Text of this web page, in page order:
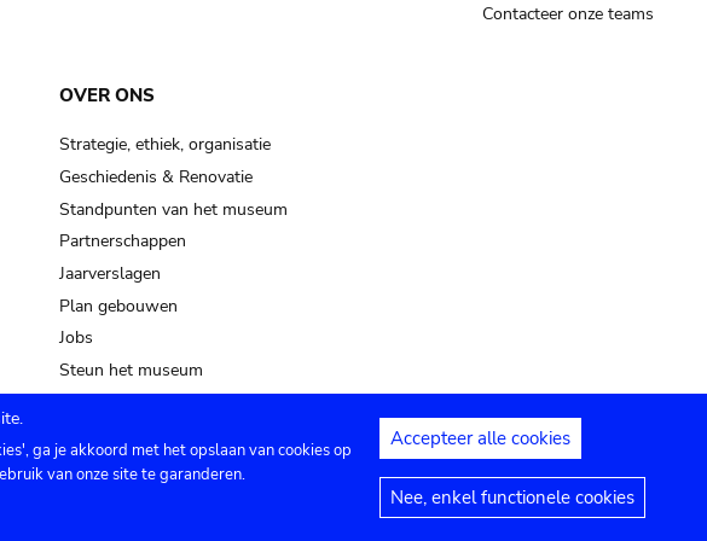
Contacteer onze teams
OVER ONS
Strategie, ethiek, organisatie
Geschiedenis & Renovatie
Standpunten van het museum
Partnerschappen
Jaarverslagen
Plan gebouwen
Jobs
Steun het museum
Privacy instellingen Juridische mededelingen
ga je akkoord met het opslaan van cookies op
van onze site te garanderen.
Accepteer alle cookies
Nee, enkel functionele cookies